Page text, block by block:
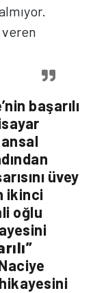
başarılı
üvey
ikinci
oğlu